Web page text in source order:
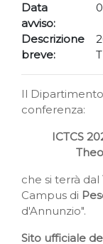
Data
avviso:
Descrizione
breve:
Il
conferenza:
ICTCS
che si terrà dal
Campus di
d'Annunzio".
Sito ufficiale